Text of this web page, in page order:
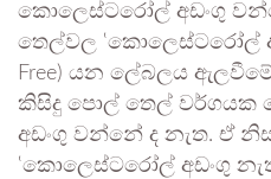
කොලෙස්ටරෝල් අඩංගු
තෙල්වල ‛කොලෙස්ටරෝල්
Free) යන ලේබලය
කිසිදු පොල් තෙල්
අඩංගු වන්නේ ද නැත. ඒ
‛කොලෙස්ටරෝල් අඩංගු